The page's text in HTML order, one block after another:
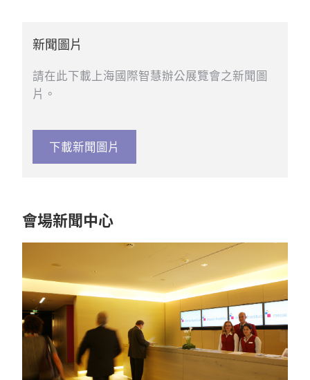
新聞圖片
請在此下載上海國際智慧辦公展覽會之新聞圖
片。
下載新聞圖片
會場新聞中心